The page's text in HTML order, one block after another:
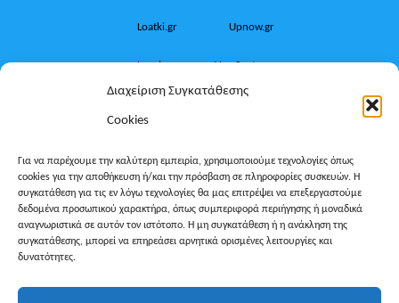
Διαχείριση Συγκατάθεσης
Cookies
Για να παρέχουμε την καλύτερη εμπειρία, χρησιμοποιούμε τεχνολογίες όπως
cookies για την αποθήκευση ή/και την πρόσβαση σε πληροφορίες συσκευών. Η
συγκατάθεση για τις εν λόγω τεχνολογίες θα μας επιτρέψει να επεξεργαστούμε
δεδομένα προσωπικού χαρακτήρα, όπως συμπεριφορά περιήγησης ή μοναδικά
αναγνωριστικά σε αυτόν τον ιστότοπο. Η μη συγκατάθεση ή η ανάκληση της
συγκατάθεσης, μπορεί να επηρεάσει αρνητικά ορισμένες λειτουργίες και
δυνατότητες.
Loatki.gr Upnow.gr
Loveis.gr VresSyntages.gr
Oikotropia.gr ZoumeSpiti.gr
Perepet.gr